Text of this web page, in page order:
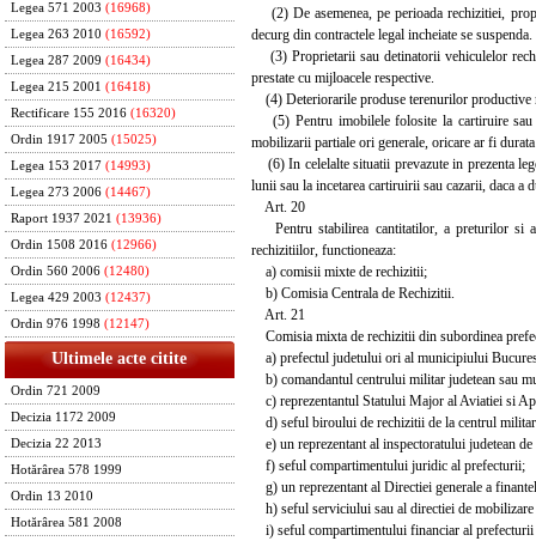
Legea 571 2003 (16968)
Legea 263 2010 (16592)
Legea 287 2009 (16434)
Legea 215 2001 (16418)
Rectificare 155 2016 (16320)
Ordin 1917 2005 (15025)
Legea 153 2017 (14993)
Legea 273 2006 (14467)
Raport 1937 2021 (13936)
Ordin 1508 2016 (12966)
Ordin 560 2006 (12480)
Legea 429 2003 (12437)
Ordin 976 1998 (12147)
Ultimele acte citite
Ordin 721 2009
Decizia 1172 2009
Decizia 22 2013
Hotărârea 578 1999
Ordin 13 2010
Hotărârea 581 2008
(2) De asemenea, pe perioada rechizitiei,
decurg din contractele legal incheiate se suspenda.
(3) Proprietarii sau detinatorii vehiculelor
prestate cu mijloacele respective.
(4) Deteriorarile produse terenurilor productive
(5) Pentru imobilele folosite la cartiruire sau
mobilizarii partiale ori generale, oricare ar fi
(6) In celelalte situatii prevazute in prezenta
lunii sau la incetarea cartiruirii sau cazarii, daca a
Art. 20
Pentru stabilirea cantitatilor, a preturilor si a
rechizitiilor, functioneaza:
a) comisii mixte de rechizitii;
b) Comisia Centrala de Rechizitii.
Art. 21
Comisia mixta de rechizitii din subordinea
a) prefectul judetului ori al municipiului
b) comandantul centrului militar judetean sau
c) reprezentantul Statului Major al Aviatiei si
d) seful biroului de rechizitii de la centrul
e) un reprezentant al inspectoratului judetean
f) seful compartimentului juridic al prefecturii;
g) un reprezentant al Directiei generale a
h) seful serviciului sau al directiei de
i) seful compartimentului financiar al